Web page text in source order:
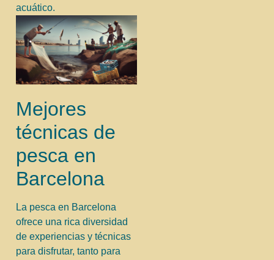
acuático.
Mejores
técnicas de
pesca en
Barcelona
La pesca en Barcelona
ofrece una rica diversidad
de experiencias y técnicas
para disfrutar, tanto para